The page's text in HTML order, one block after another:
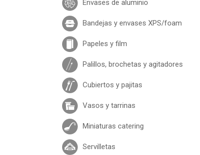
Envases de aluminio
Bandejas y envases XPS/foam
Papeles y film
Palillos, brochetas y agitadores
Cubiertos y pajitas
Vasos y tarrinas
Miniaturas catering
Servilletas